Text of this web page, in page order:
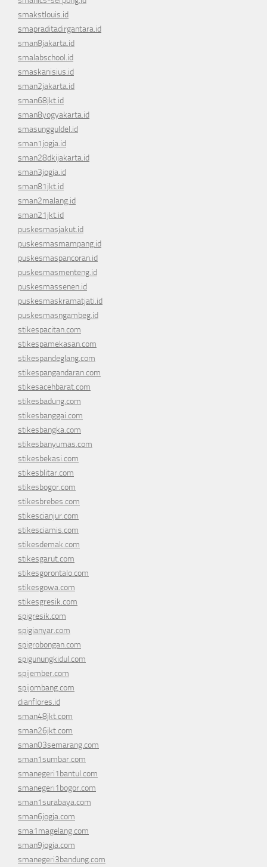
smakstlouis.id
smapraditadirgantara.id
sman8jakarta.id
smalabschool.id
smaskanisius.id
sman2jakarta.id
sman68jkt.id
sman8yogyakarta.id
smasungguldel.id
sman1jogja.id
sman28dkijakarta.id
sman3jogja.id
sman81jkt.id
sman2malang.id
sman21jkt.id
puskesmasjakut.id
puskesmasmampang.id
puskesmaspancoran.id
puskesmasmenteng.id
puskesmassenen.id
puskesmaskramatjati.id
puskesmasngambeg.id
stikespacitan.com
stikespamekasan.com
stikespandeglang.com
stikespangandaran.com
stikesacehbarat.com
stikesbadung.com
stikesbanggai.com
stikesbangka.com
stikesbanyumas.com
stikesbekasi.com
stikesblitar.com
stikesbogor.com
stikesbrebes.com
stikescianjur.com
stikesciamis.com
stikesdemak.com
stikesgarut.com
stikesgorontalo.com
stikesgowa.com
stikesgresik.com
spigresik.com
spigianyar.com
spigrobongan.com
spigunungkidul.com
spijember.com
spijombang.com
dianflores.id
sman48jkt.com
sman26jkt.com
sman03semarang.com
sman1sumbar.com
smanegeri1bantul.com
smanegeri1bogor.com
sman1surabaya.com
sman6jogja.com
sma1magelang.com
sman9jogja.com
smanegeri3bandung.com